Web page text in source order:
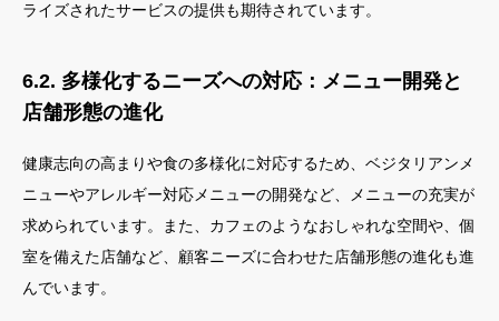
ライズされたサービスの提供も期待されています。
6.2. 多様化するニーズへの対応：メニュー開発と
店舗形態の進化
健康志向の高まりや食の多様化に対応するため、ベジタリアンメ
ニューやアレルギー対応メニューの開発など、メニューの充実が
求められています。また、カフェのようなおしゃれな空間や、個
室を備えた店舗など、顧客ニーズに合わせた店舗形態の進化も進
んでいます。